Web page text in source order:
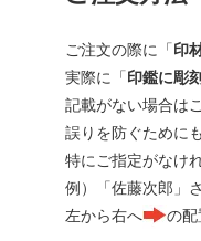
ご注文の際に「印
実際に「印鑑に彫
記載がない場合は
誤りを防ぐために
特にご指定がなけ
例）「佐藤次郎」
左から右へ
の配